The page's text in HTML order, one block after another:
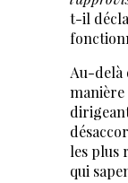
t-il
Au-delà
manière
les plus
qui